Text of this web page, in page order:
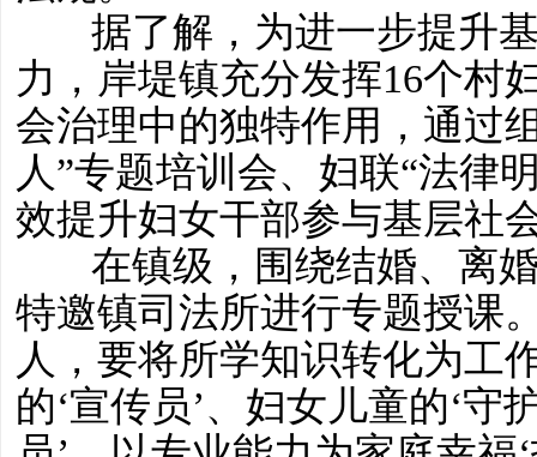
据了解，为进一步提升
力，岸堤镇充分发挥16个村
会治理中的独特作用，通过
人”专题培训会、妇联“法律
效提升妇女干部参与基层社
在镇级，围绕结婚、离
特邀镇司法所进行专题授课
人，要将所学知识转化为工
的‘宣传员’、妇女儿童的‘守